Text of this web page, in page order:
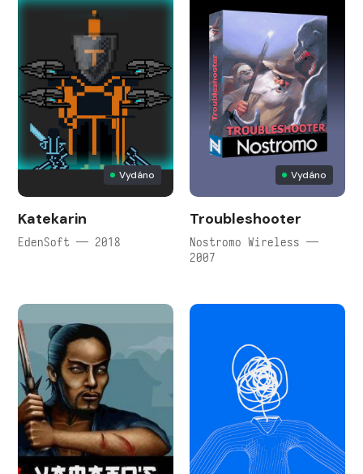
Vydáno
Katekarin
EdenSoft — 2018
Vydáno
Troubleshooter
Nostromo Wireless —
2007